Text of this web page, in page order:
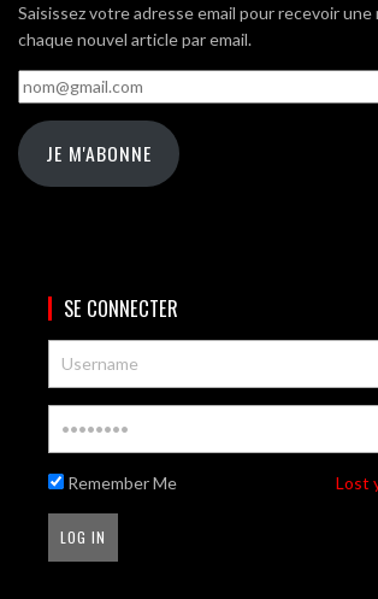
Saisissez votre adresse email pour recevoir
chaque nouvel article par email.
nom@gmail.com
JE M'ABONNE
SE CONNECTER
Remember Me Lost